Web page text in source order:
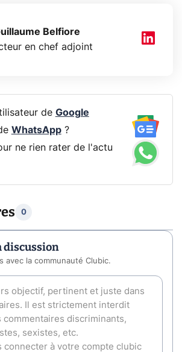
Belfiore
en chef adjoint
de Google
WhatsApp?
ne rien rater de l'actu
0
discussion
avec la communauté Clubic.